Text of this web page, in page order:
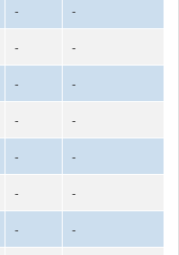
-
-
-
-
-
-
-
-
-
-
-
-
-
-